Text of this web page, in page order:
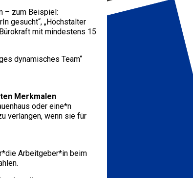
– zum Beispiel:
gesucht“, „Höchstalter
mit mindestens 15
dynamisches Team“
Merkmalen
oder eine*n
verlangen, wenn sie für
Arbeitgeber*in beim